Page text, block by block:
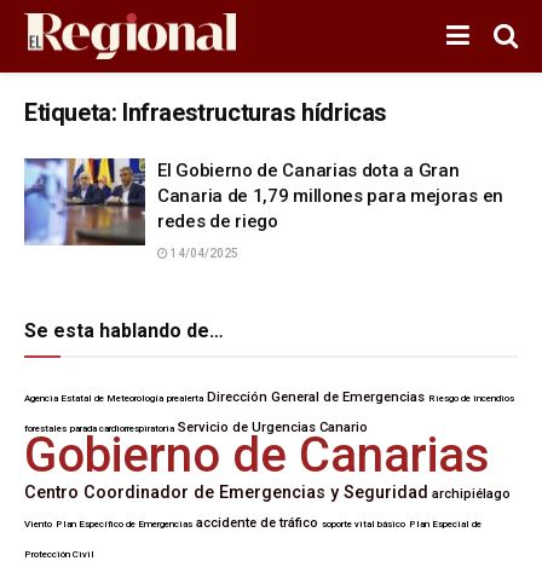
Etiqueta: Infraestructuras hídricas
El Gobierno de Canarias dota a Gran
Canaria de 1,79 millones para mejoras en
redes de riego
14/04/2025
Se esta hablando de…
Agencia Estatal de Meteorología prealerta Dirección General de Emergencias Riesgo de incendios
forestales parada cardiorrespiratoria Servicio de Urgencias Canario
Gobierno de Canarias
Centro Coordinador de Emergencias y Seguridad archipiélago
Viento Plan Específico de Emergencias accidente de tráfico soporte vital básico Plan Especial de
Protección Civil